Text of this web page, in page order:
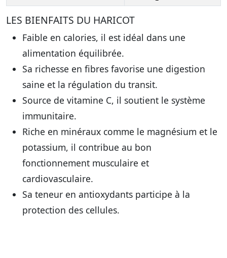
LES BIENFAITS DU HARICOT
Faible en calories, il est idéal dans une
alimentation équilibrée.
Sa richesse en fibres favorise une digestion
saine et la régulation du transit.
Source de vitamine C, il soutient le système
immunitaire.
Riche en minéraux comme le magnésium et le
potassium, il contribue au bon
fonctionnement musculaire et
cardiovasculaire.
Sa teneur en antioxydants participe à la
protection des cellules.